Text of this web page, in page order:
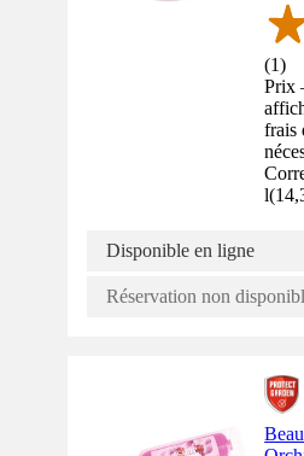
(1)
Prix
frais
l(
Disponible en ligne
Réservation non